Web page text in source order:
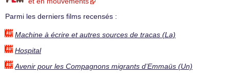
Parmi les derniers films recensés :
Machine à écrire et autres sources de tracas (La)
Hospital
Avenir pour les Compagnons migrants d’Emmaüs (Un)